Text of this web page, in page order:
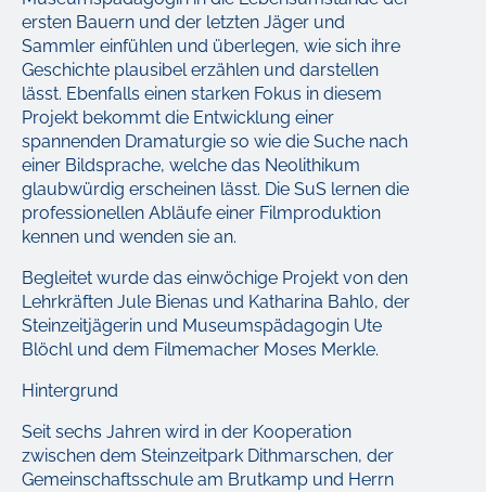
ersten Bauern und der letzten Jäger und
Sammler einfühlen und überlegen, wie sich ihre
Geschichte plausibel erzählen und darstellen
lässt. Ebenfalls einen starken Fokus in diesem
Projekt bekommt die Entwicklung einer
spannenden Dramaturgie so wie die Suche nach
einer Bildsprache, welche das Neolithikum
glaubwürdig erscheinen lässt. Die SuS lernen die
professionellen Abläufe einer Filmproduktion
kennen und wenden sie an.
Begleitet wurde das einwöchige Projekt von den
Lehrkräften Jule Bienas und Katharina Bahlo, der
Steinzeitjägerin und Museumspädagogin Ute
Blöchl und dem Filmemacher Moses Merkle.
Hintergrund
Seit sechs Jahren wird in der Kooperation
zwischen dem Steinzeitpark Dithmarschen, der
Gemeinschaftsschule am Brutkamp und Herrn